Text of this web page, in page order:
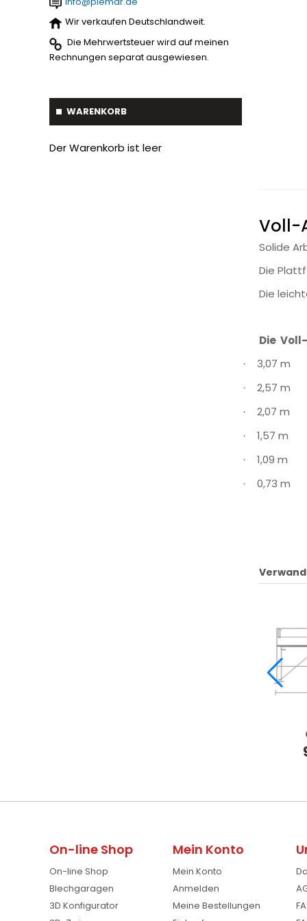
Streuer
Ballengreifer 7
Schaufel 17
Baumverpflanzer
Gabelstapler-Euroaufnahme 1
Wir verkaufen Deutschlandweit.
Die Mehrwertsteuer wird auf meinen
Rechnungen separat ausgewiesen.
WARENKORB
Der Warenkorb ist leer
Voll-
Solide
Die
Die
Die
· 3,07 m
· 2,57 m
· 2,07 m
· 1,57 m
· 1,09 m
· 0,73 m
On-line Shop
On-line Shop
Blechgaragen
3D Konfigurator
Mein Konto
Mein Konto
Anmelden
Meine Bestellungen